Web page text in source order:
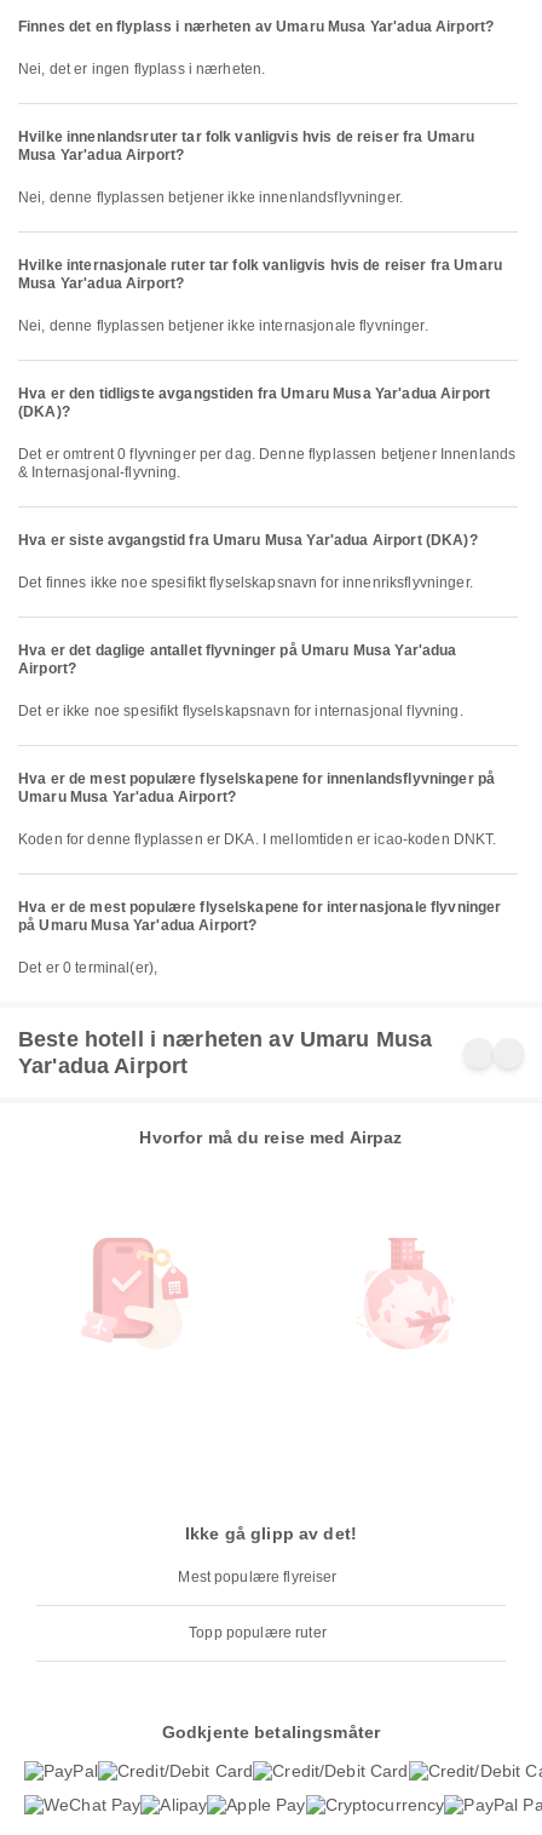
Finnes det en flyplass i nærheten av Umaru Musa Yar'adua Airport?
Nei, det er ingen flyplass i nærheten.
Hvilke innenlandsruter tar folk vanligvis hvis de reiser fra Umaru
Musa Yar'adua Airport?
Nei, denne flyplassen betjener ikke innenlandsflyvninger.
Hvilke internasjonale ruter tar folk vanligvis hvis de reiser fra Umaru
Musa Yar'adua Airport?
Nei, denne flyplassen betjener ikke internasjonale flyvninger.
Hva er den tidligste avgangstiden fra Umaru Musa Yar'adua Airport
(DKA)?
Det er omtrent 0 flyvninger per dag. Denne flyplassen betjener Innenlands
& Internasjonal-flyvning.
Hva er siste avgangstid fra Umaru Musa Yar'adua Airport (DKA)?
Det finnes ikke noe spesifikt flyselskapsnavn for innenriksflyvninger.
Hva er det daglige antallet flyvninger på Umaru Musa Yar'adua
Airport?
Det er ikke noe spesifikt flyselskapsnavn for internasjonal flyvning.
Hva er de mest populære flyselskapene for innenlandsflyvninger på
Umaru Musa Yar'adua Airport?
Koden for denne flyplassen er DKA. I mellomtiden er icao-koden DNKT.
Hva er de mest populære flyselskapene for internasjonale flyvninger
på Umaru Musa Yar'adua Airport?
Det er 0 terminal(er),
Beste hotell i nærheten av Umaru Musa
Yar'adua Airport
Hvorfor må du reise med Airpaz
Ikke gå glipp av det!
Mest populære flyreiser
Topp populære ruter
Godkjente betalingsmåter